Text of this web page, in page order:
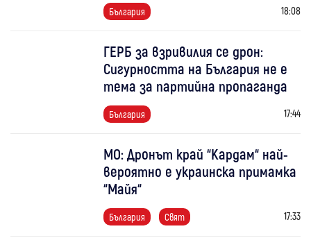
България 18:08
ГЕРБ за взривилия се дрон:
Сигурността на България не е
тема за партийна пропаганда
България 17:44
МО: Дронът край “Кардам“ най-
вероятно е украинска примамка
“Майя“
България Свят 17:33